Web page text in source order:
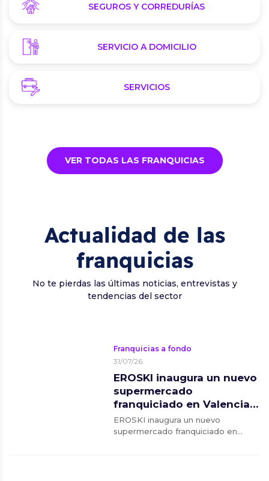
SEGUROS Y CORREDURÍAS
SERVICIO A DOMICILIO
SERVICIOS
VER TODAS LAS FRANQUICIAS
Actualidad de las
franquicias
No te pierdas las últimas noticias, entrevistas y
tendencias del sector
Franquicias a fondo
31/07/26
EROSKI inaugura un nuevo
supermercado
franquiciado en Valencia
del Ventoso, Badajoz
EROSKI inaugura un nuevo
supermercado franquiciado en